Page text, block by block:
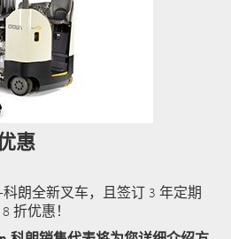
惠
朗全新叉车，且签订 3 年定期
折优惠！